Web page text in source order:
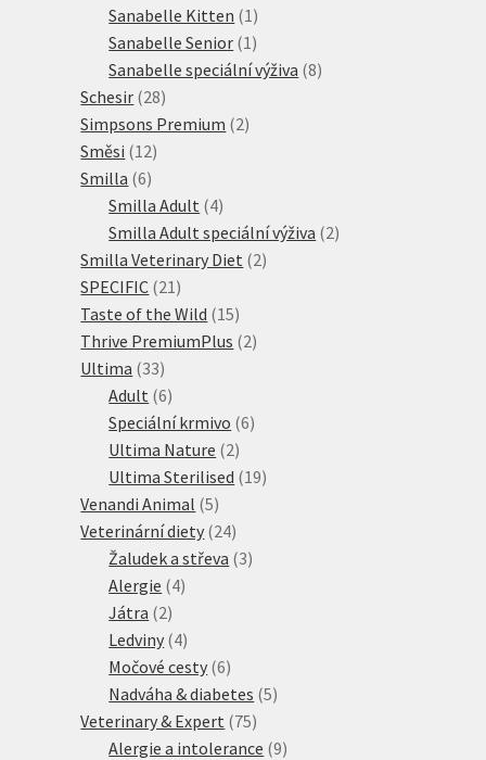
produktů
Sanabelle Kitten 1 1
produkt
Sanabelle Senior 1 1
produkt
Sanabelle speciální výživa 88
Schesir 2828
produktů
Simpsons Premium 22
Směsi 1212
Smilla 66
produktů
Smilla Adult 44
produkty
Smilla Adult speciální výživa 22
Smilla Veterinary Diet 22
SPECIFIC 21 21
produktů
Taste of the Wild 1515
produktů
Thrive PremiumPlus 22
Ultima 3333
produktů
Adult 66
produktů
Speciální krmivo 66
Ultima Nature 22
produkty
Ultima Sterilised 1919
Venandi Animal 55
produktů
Veterinární diety 2424
produktů
Žaludek a střeva 33
Alergie 44
Játra 22
produkty
Ledviny 44
produkty
Močové cesty 66
produktů
Nadváha & diabetes 55
Veterinary & Expert 7575
produktů
Alergie a intolerance 99